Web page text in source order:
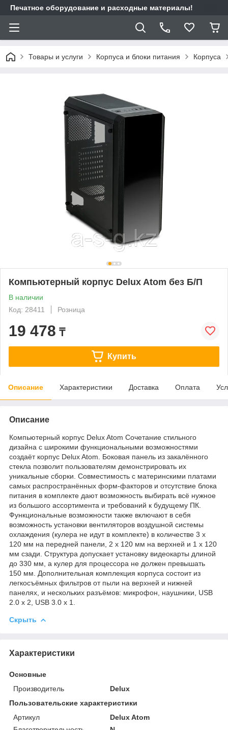
Печатное оборудование и расходные материалы!
Товары и услуги Корпуса и блоки питания Корпуса
Компьютерный корпус Delux Atom без Б/П
В наличии
Код: 28411
Розница
19 478 ₸
Купить
Описание Характеристики Доставка Оплата
Описание
Компьютерный корпус Delux Atom Сочетание стильного
дизайна с широкими функциональными возможностями
создаёт корпус Delux Atom. Боковая панель из закалённого
стекла позволит пользователям демонстрировать их
уникальные сборки. Совместимость с материнскими платами
самых распространённых форм-факторов и отсутствие блока
питания в комплекте дают возможность выбирать всё нужное
из большого ассортимента и требований к будущему ПК.
Функциональные возможности также включают в себя
возможность установки вентиляторов воздушной системы
охлаждения (кулера не идут в комплекте) в количестве 3 x
120 мм на передней панели, 2 x 120 мм на верхней и 1 x 120
мм сзади. Структура допускает установку видеокарты длиной
до 330 мм, а кулер для процессора не должен превышать
150 мм. Дополнительная комплекция корпуса состоит из
легкосъёмных фильтров от пыли на верхней и нижней
панелях, и нескольких разъёмов: микрофон, наушники, USB
2.0 x 2, USB 3.0 x 1.
Скрыть
Характеристики
Основные
Производитель
Delux
Пользовательские характеристики
Артикул
Delux Atom